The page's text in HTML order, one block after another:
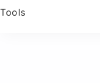
Tools